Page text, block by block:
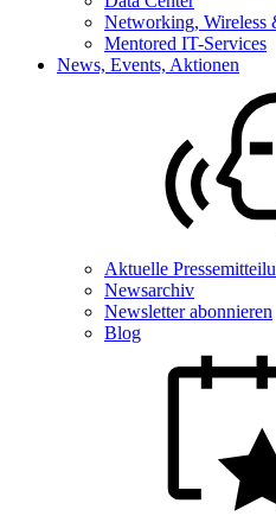
Networking,
Mentored IT-Services
News, Events, Aktionen
Aktuelle
Newsarchiv
Newsletter abonnieren
Blog